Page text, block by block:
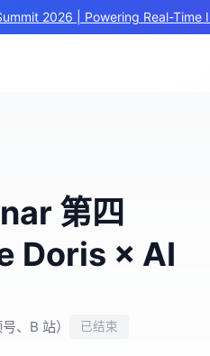
2026 | Powering Real-
第四
Doris × AI
、B 站）
已结束